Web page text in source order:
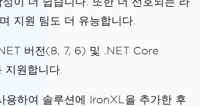
지원 팀도 더 유능합니다.
버전(8, 7, 6) 및 .NET Core
원합니다.
용하여 솔루션에 IronXL을 추가한 후